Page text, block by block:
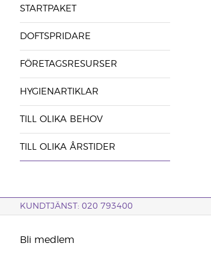
STARTPAKET
DOFTSPRIDARE
FÖRETAGSRESURSER
HYGIENARTIKLAR
TILL OLIKA BEHOV
TILL OLIKA ÅRSTIDER
KUNDTJÄNST: 020 793400
Bli medlem